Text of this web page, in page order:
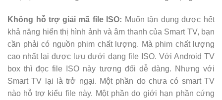
Không hỗ trợ giải mã file ISO: Muốn tận dụng được hết
khả năng hiển thị hình ảnh và âm thanh của Smart TV, bạn
cần phải có nguồn phim chất lượng. Mà phim chất lượng
cao nhất lại được lưu dưới dạng file ISO. Với Android TV
box thì đọc file ISO này tương đối dễ dàng. Nhưng với
Smart TV lại là trở ngại. Một phần do chưa có smart TV
nào hỗ trợ kiểu file này. Một phần do giới hạn phần cứng